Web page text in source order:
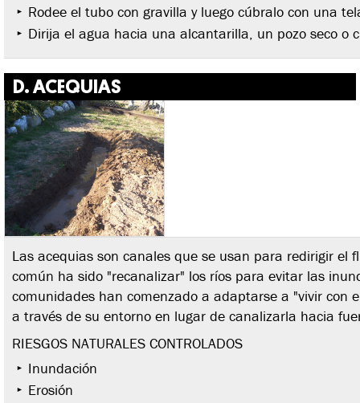
Rodee el tubo con gravilla y luego cúbralo con una
Dirija el agua hacia una alcantarilla, un pozo seco o
D. ACEQUIAS
Las acequias son canales que se usan para redirigir el
común ha sido "recanalizar" los ríos para evitar las
comunidades han comenzado a adaptarse a "vivir con
a través de su entorno en lugar de canalizarla hacia
RIESGOS NATURALES CONTROLADOS
Inundación
Erosión